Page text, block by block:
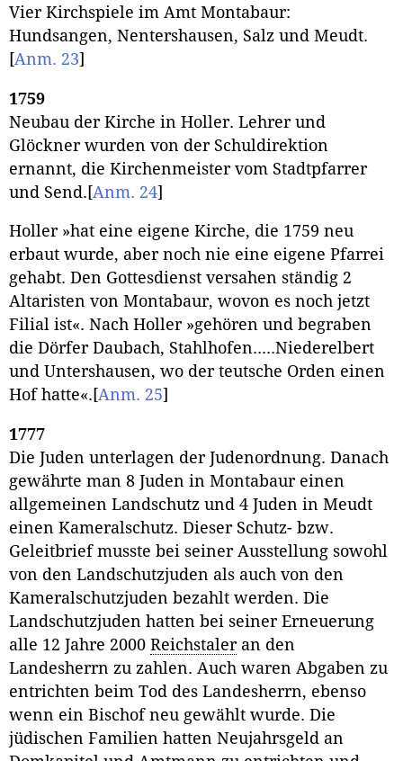
Vier Kirchspiele im Amt Montabaur:
Hundsangen, Nentershausen, Salz und Meudt.
[Anm. 23]
1759
Neubau der Kirche in Holler. Lehrer und
Glöckner wurden von der Schuldirektion
ernannt, die Kirchenmeister vom Stadtpfarrer
und Send. [Anm. 24]
Holler »hat eine eigene Kirche, die 1759 neu
erbaut wurde, aber noch nie eine eigene Pfarrei
gehabt. Den Gottesdienst versahen ständig 2
Altaristen von Montabaur, wovon es noch jetzt
Filial ist«. Nach Holler »gehören und begraben
die Dörfer Daubach, Stahlhofen.....Niederelbert
und Untershausen, wo der teutsche Orden einen
Hof hatte«. [Anm. 25]
1777
Die Juden unterlagen der Judenordnung. Danach
gewährte man 8 Juden in Montabaur einen
allgemeinen Landschutz und 4 Juden in Meudt
einen Kameralschutz. Dieser Schutz- bzw.
Geleitbrief musste bei seiner Ausstellung sowohl
von den Landschutzjuden als auch von den
Kameralschutzjuden bezahlt werden. Die
Landschutzjuden hatten bei seiner Erneuerung
alle 12 Jahre 2000 Reichstaleran den
Landesherrn zu zahlen. Auch waren Abgaben zu
entrichten beim Tod des Landesherrn, ebenso
wenn ein Bischof neu gewählt wurde. Die
jüdischen Familien hatten Neujahrsgeld an